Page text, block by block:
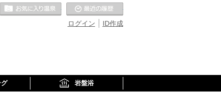
ID作成
ログイン
お気に入りの温泉
岩盤浴